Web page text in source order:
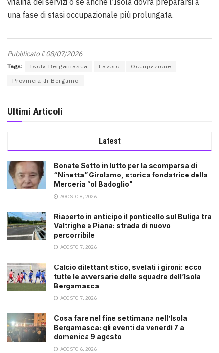
una fase di stasi occupazionale più prolungata.
Pubblicato il 08/07/2026
Tags: Isola Bergamasca Lavoro
Occupazione
Provincia di Bergamo
Ultimi Articoli
Latest
Bonate Sotto in lutto per la scomparsa di
“Ninetta” Girolamo, storica fondatrice della
Merceria “ol Badoglio”
AGOSTO 8, 2026
Riaperto in anticipo il ponticello sul Buliga tra
Valtrighe e Piana: strada di nuovo
percorribile
AGOSTO 7, 2026
Calcio dilettantistico, svelati i gironi: ecco
tutte le avversarie delle squadre dell’Isola
Bergamasca
AGOSTO 7, 2026
Cosa fare nel fine settimana nell’Isola
Bergamasca: gli eventi da venerdì 7 a
domenica 9 agosto
AGOSTO 6, 2026